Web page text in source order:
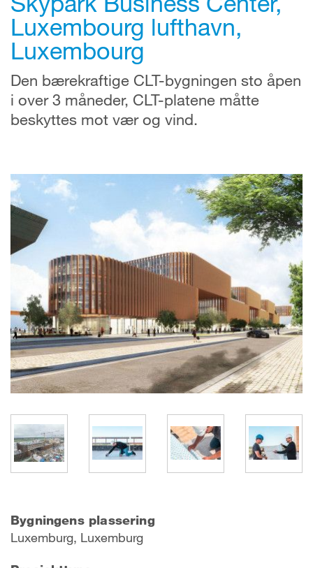
Luxembourg lufthavn,
Luxembourg
Den bærekraftige CLT-bygningen sto åpen
i over 3 måneder, CLT-platene måtte
beskyttes mot vær og vind.
Bygningens plassering
Luxemburg, Luxemburg